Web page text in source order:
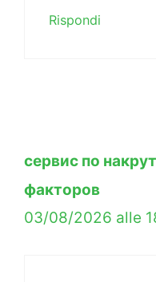
Rispondi
сервис по
факторов
03/08/2026 alle